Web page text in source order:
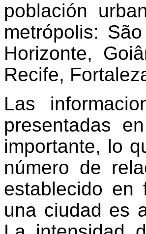
población
metrópolis:
Horizonte,
Recife,
Las
presentadas
importante, lo
número de
establecido
una ciudad es